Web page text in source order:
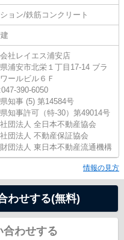
ョン/鉄筋コンクリート
社レイエス浦安店
浦安市北栄１丁目17-14 ブラ
ールビル６Ｆ
390-6050
知事 (5) 第14584号
知事許可（特-30）第49014号
団法人 全日本不動産協会
団法人 不動産保証協会
団法人 東日本不動産流通機構
情報の見方
わせする(無料)
合わせする